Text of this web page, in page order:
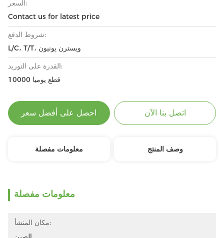
السعر:
Contact us for latest price
شروط الدفع:
L/C، T/T، ويسترن يونيون
القدرة على التوريد:
10000 قطع يوميا
احصل على أفضل سعر اتصل بنا الآن
معلومات مفصلة وصف المنتج
معلومات مفصلة
مكان المنشأ: